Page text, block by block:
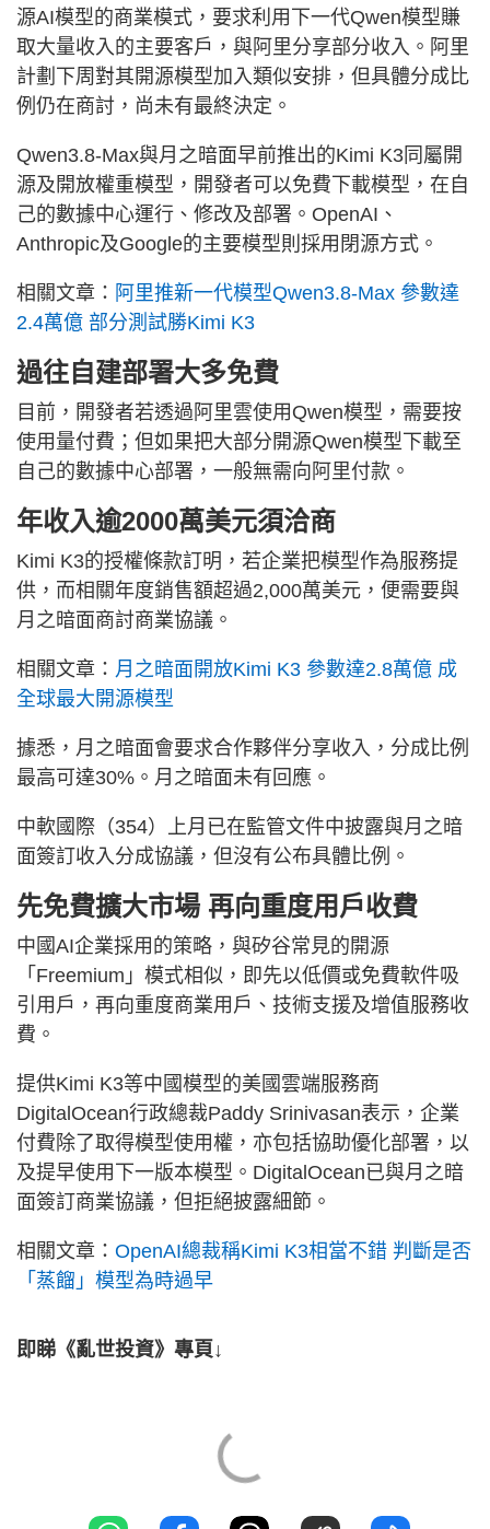
源AI模型的商業模式，要求利用下一代Qwen模型賺
取大量收入的主要客戶，與阿里分享部分收入。阿里
計劃下周對其開源模型加入類似安排，但具體分成比
例仍在商討，尚未有最終決定。
Qwen3.8-Max與月之暗面早前推出的Kimi K3同屬開
源及開放權重模型，開發者可以免費下載模型，在自
己的數據中心運行、修改及部署。OpenAI、
Anthropic及Google的主要模型則採用閉源方式。
相關文章： 阿里推新一代模型Qwen3.8-Max 參數達
2.4萬億 部分測試勝Kimi K3
過往自建部署大多免費
目前，開發者若透過阿里雲使用Qwen模型，需要按
使用量付費；但如果把大部分開源Qwen模型下載至
自己的數據中心部署，一般無需向阿里付款。
年收入逾2000萬美元須洽商
Kimi K3的授權條款訂明，若企業把模型作為服務提
供，而相關年度銷售額超過2,000萬美元，便需要與
月之暗面商討商業協議。
相關文章： 月之暗面開放Kimi K3 參數達2.8萬億 成
全球最大開源模型
據悉，月之暗面會要求合作夥伴分享收入，分成比例
最高可達30%。月之暗面未有回應。
中軟國際（354）上月已在監管文件中披露與月之暗
面簽訂收入分成協議，但沒有公布具體比例。
先免費擴大市場 再向重度用戶收費
中國AI企業採用的策略，與矽谷常見的開源
「Freemium」模式相似，即先以低價或免費軟件吸
引用戶，再向重度商業用戶、技術支援及增值服務收
費。
提供Kimi K3等中國模型的美國雲端服務商
DigitalOcean行政總裁Paddy Srinivasan表示，企業
付費除了取得模型使用權，亦包括協助優化部署，以
及提早使用下一版本模型。DigitalOcean已與月之暗
面簽訂商業協議，但拒絕披露細節。
相關文章： OpenAI總裁稱Kimi K3相當不錯 判斷是否
「蒸餾」模型為時過早
即睇《亂世投資》專頁↓